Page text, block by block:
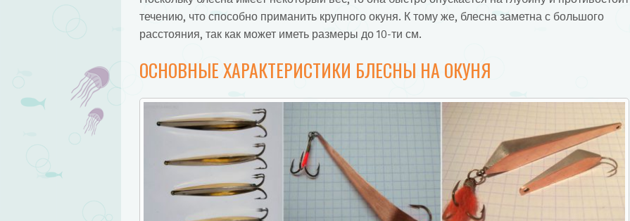
течению, что способно приманить крупного окуня. К тому же, блесна заметна с большого
расстояния, так как может иметь размеры до 10-ти см.
ОСНОВНЫЕ ХАРАКТЕРИСТИКИ БЛЕСНЫ НА ОКУНЯ